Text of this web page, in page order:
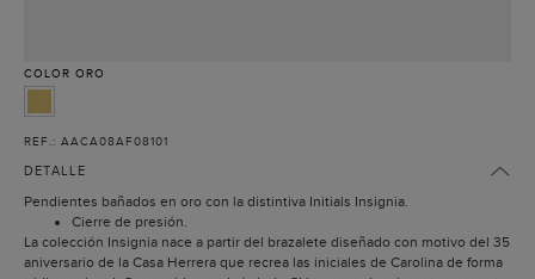
COLOR ORO
REF.: AACA08AF08101
DETALLE
Pendientes bañados en oro con la distintiva Initials Insignia.
Cierre de presión.
La colección Insignia nace a partir del brazalete diseñado con motivo del 35
aniversario de la Casa Herrera que recrea las iniciales de Carolina de forma